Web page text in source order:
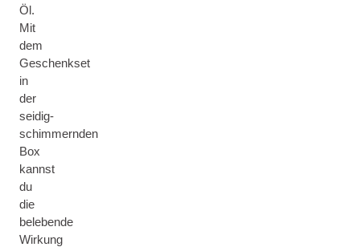
Öl.
Mit
dem
Geschenkset
in
der
seidig-
schimmernden
Box
kannst
du
die
belebende
Wirkung